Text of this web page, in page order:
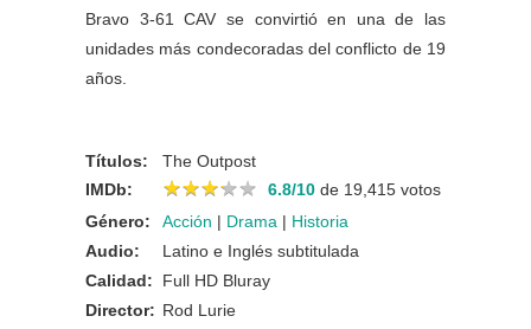
Bravo 3-61 CAV se convirtió en una de las
unidades más condecoradas del conflicto de 19
años.
Títulos:
The Outpost
IMDb:
★★★★★
★★★★★ 6.8/10 de 19,415 votos
Género:
Acción | Drama | Historia
Audio:
Latino e Inglés subtitulada
Calidad:
Full HD Bluray
Director: Rod Lurie